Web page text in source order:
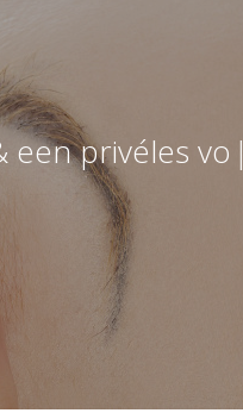
enprivélesvolge